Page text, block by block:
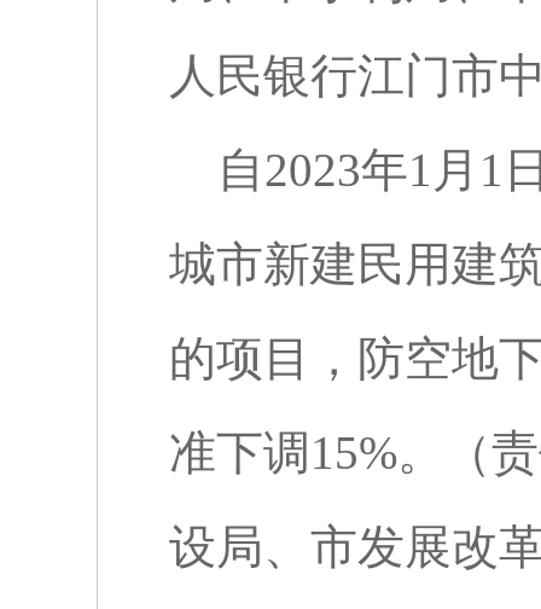
人民银行江门市
自2023年1 月 1
城市新建民用建
的项目，防空地
准下调 15%。（
设局、市发展改